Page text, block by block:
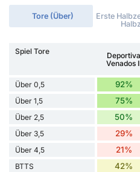
Tore (Über)
Erste
Spiel Tore
Deportiva
Venados
Über 0,5 92%
Über 1,5 75%
Über 2,5 50%
Über 3,5 29%
Über 4,5 21%
BTTS 42%